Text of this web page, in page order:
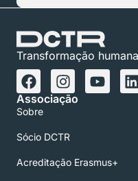
Transformação
Associação
Sobre
Sócio DCTR
Acreditação Erasmus+